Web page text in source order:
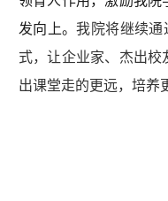
发向上。我院将继续通
式，让企业家、杰出校
出课堂走的更远，培养